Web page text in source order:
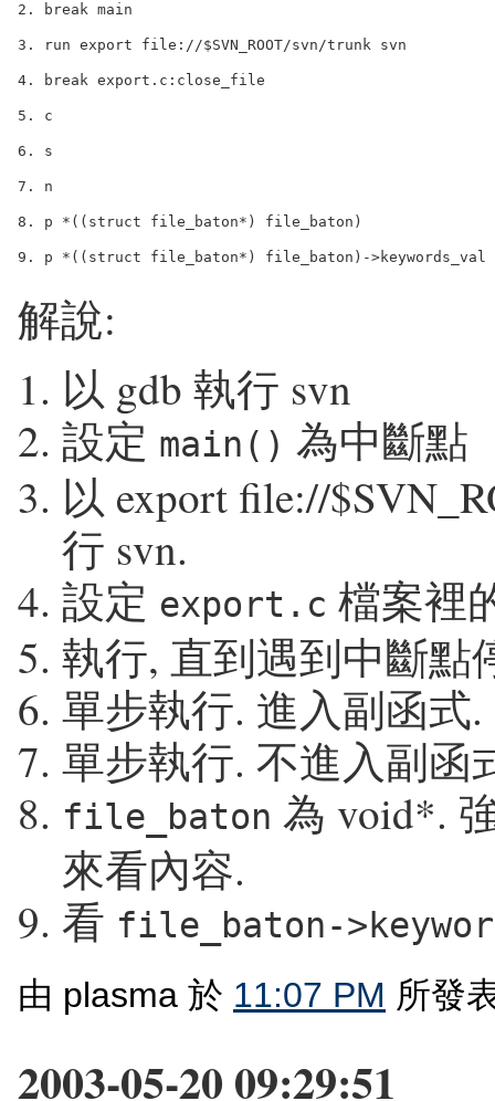
2. break main
3. run export file://$SVN_ROOT/svn/trunk svn
4. break export.c:close_file
5. c
6. s
7. n
8. p *((struct file_baton*) file_baton)
解說:
以 gdb 執行 svn
設定 main() 為中斷點
以 export file://
行 svn.
設定 export.c 檔案裡
執行, 直到遇到中斷點
單步執行. 進入副函式.
單步執行. 不進入副函
file_baton 為 void*.
來看內容.
看 file_baton-
由 plasma 於 11:07 PM 所發
2003-05-20 09:29:51